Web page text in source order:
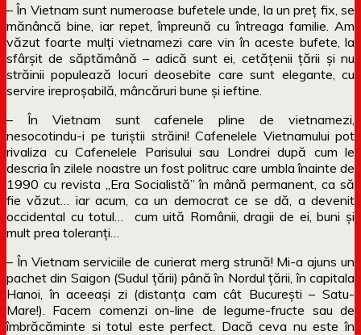
– În Vietnam sunt numeroase bufetele unde, la un preț fix, se
mănâncă bine, iar repet, împreună cu întreaga familie. Am
văzut foarte mulți vietnamezi care vin în aceste bufete, la
sfârșit de săptămână – adică sunt ei, cetățenii țării și nu
străinii populează locuri deosebite care sunt elegante, cu
servire ireproșabilă, mâncăruri bune și ieftine.
– În Vietnam sunt cafenele pline de vietnamezi,
nesocotindu-i pe turiștii străini! Cafenelele Vietnamului pot
rivaliza cu Cafenelele Parisului sau Londrei după cum le
descria în zilele noastre un fost politruc care umbla înainte de
1990 cu revista „Era Socialistă” în mână permanent, ca să
fie văzut… iar acum, ca un democrat ce se dă, a devenit
occidental cu totul… cum uită Românii, dragii de ei, buni și
mult prea toleranți…
– În Vietnam serviciile de curierat merg strună! Mi-a ajuns un
pachet din Saigon (Sudul țării) până în Nordul țării, în capitala
Hanoi, în aceeași zi (distanța cam cât București – Satu-
Mare!). Facem comenzi on-line de legume-fructe sau de
îmbrăcăminte si totul este perfect. Dacă ceva nu este în